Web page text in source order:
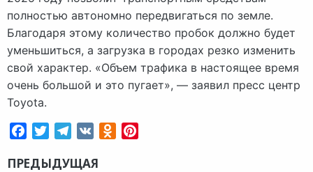
полностью автономно передвигаться по земле.
Благодаря этому количество пробок должно будет
уменьшиться, а загрузка в городах резко изменить
свой характер. «Объем трафика в настоящее время
очень большой и это пугает», — заявил пресс центр
Toyota.
FacebookTwitterTelegram
VK Odnoklassniki
ПРЕДЫДУЩАЯ